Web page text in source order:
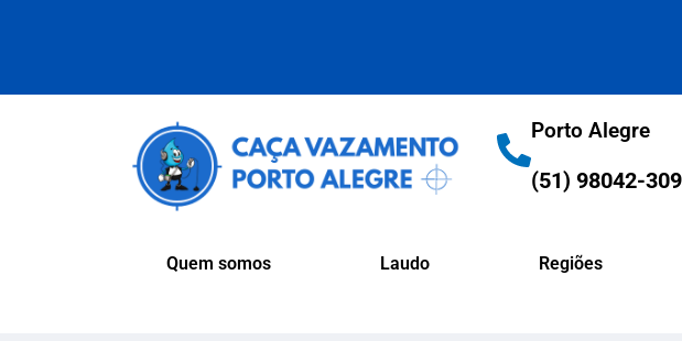
Porto Alegre
(51) 98042-
Quem somos Laudo Regiões